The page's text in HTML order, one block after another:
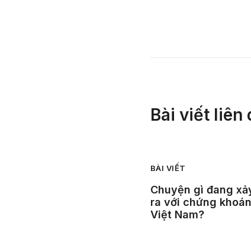
Bài viết liên
BÀI VIẾT
Chuyện gì đang
ra với chứng khoán
Việt Nam?